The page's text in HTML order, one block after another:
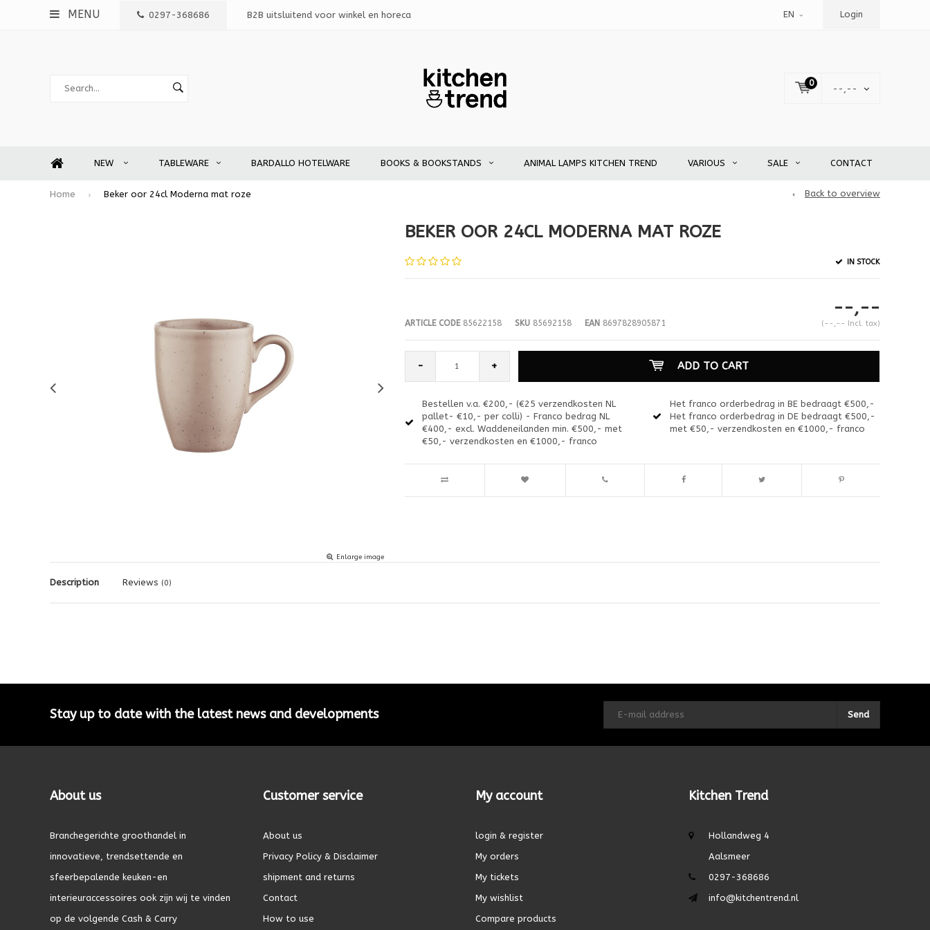
MENU 0297-368686 B2B uitsluitend voor winkel en horeca EN Login
0
--,--
NEW TABLEWARE BARDALLO HOTELWARE BOOKS & BOOKSTANDS ANIMAL LAMPS KITCHEN TREND VARIOUS SALE CONTACT
Home Beker oor 24cl Moderna mat roze Back to overview
Enlarge image
BEKER OOR 24CL MODERNA MAT ROZE
IN STOCK
ARTICLE CODE85622158 SKU85692158 EAN8697828905871
--,--
(--,-- Incl. tax)
- + ADD TO CART
Bestellen v.a. €200,- (€25 verzendkosten NL
pallet- €10,- per colli) - Franco bedrag NL
€400,- excl. Waddeneilanden min. €500,- met
€50,- verzendkosten en €1000,- franco
Het franco orderbedrag in BE bedraagt €500,-
Het franco orderbedrag in DE bedraagt €500,-
met €50,- verzendkosten en €1000,- franco
Description Reviews (0)
Stay up to date with the latest news and developments Send
About us
Branchegerichte groothandel in
innovatieve, trendsettende en
sfeerbepalende keuken-en
interieuraccessoires ook zijn wij te vinden
op de volgende Cash & Carry
Customer service
About us
Privacy Policy & Disclaimer
shipment and returns
Contact
How to use
My account
login & register
My orders
My tickets
My wishlist
Compare products
Kitchen Trend
Hollandweg 4
Aalsmeer
0297-368686
info@kitchentrend.nl